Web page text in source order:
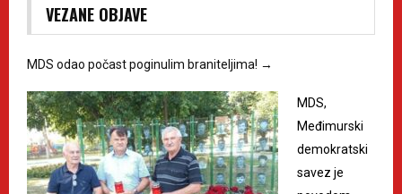
VEZANE OBJAVE
MDS odao počast poginulim braniteljima! →
MDS,
Međimurski
demokratski
savez je